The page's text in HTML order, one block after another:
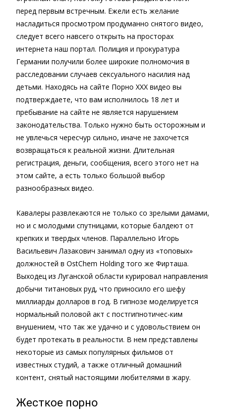
перед первым встречным. Ежели есть желание
насладиться просмотром продуманно снятого видео,
следует всего навсего открыть на просторах
интернета наш портал. Полиция и прокуратура
Германии получили более широкие полномочия в
расследовании случаев сексуального насилия над
детьми. Находясь на сайте Порно XXX видео вы
подтверждаете, что вам исполнилось 18 лет и
пребывание на сайте не является нарушением
законодательства. Только нужно быть осторожным и
не увлечься чересчур сильно, иначе не захочется
возвращаться к реальной жизни. Длительная
регистрация, деньги, сообщения, всего этого нет на
этом сайте, а есть только большой выбор
разнообразных видео.
Кавалеры развлекаются не только со зрелыми дамами,
но и с молодыми спутницами, которые балдеют от
крепких и твердых членов. Параллельно Игорь
Васильевич Лазакович занимал одну из «топовых»
должностей в OstChem Holding того же Фирташа.
Выходец из Луганской области курировал направления
добычи титановых руд, что приносило его шефу
миллиарды долларов в год. В гипнозе моделируется
нормальный половой акт с постгипнотичес-ким
внушением, что так же удачно и с удовольствием он
будет протекать в реальности. В нем представлены
некоторые из самых популярных фильмов от
известных студий, а также отличный домашний
контент, снятый настоящими любителями в жару.
Жесткое порно